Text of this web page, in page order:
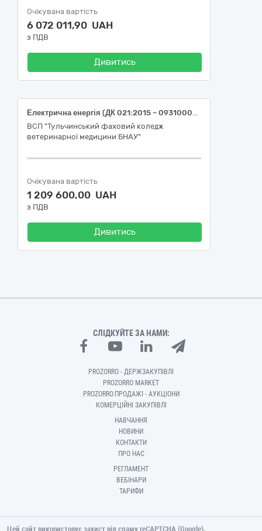
Очікувана вартість
6 072 011,90 UAH
з ПДВ
Дивитись
Електрична енергія (ДК 021:2015 – 09310000-5 – Електрична енергія). Гуртожитки.
ВСП "Тульчинський фаховий коледж
ветеринарної медицини БНАУ"
Очікувана вартість
1 209 600,00 UAH
з ПДВ
Дивитись
СЛІДКУЙТЕ ЗА НАМИ:
PROZORRO - ДЕРЖЗАКУПІВЛІ
PROZORRO MARKET
PROZORRO.ПРОДАЖІ - АУКЦІОНИ
КОМЕРЦІЙНІ ЗАКУПІВЛІ
НАВЧАННЯ
НОВИНИ
КОНТАКТИ
ПРО НАС
РЕГЛАМЕНТ
ВЕБІНАРИ
ТАРИФИ
Цей сайт використовує захист від спаму reCAPTCHA (Google).